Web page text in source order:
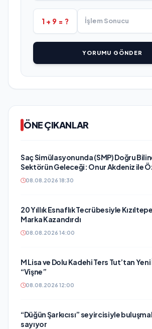
1 + 9 = ?
YORUMU GÖNDER
ÖNE ÇIKANLAR
Saç Simülasyonunda (SMP) Doğru
Sektörün Geleceği: Onur Akdeniz ile
08.08.2026 18:30
20 Yıllık Esnaflık Tecrübesiyle
Marka Kazandırdı
08.08.2026 14:00
M Lisa ve Dolu Kadehi Ters Tut’tan Yeni
“Vişne”
08.08.2026 12:00
“Düğün Şarkıcısı” seyircisiyle
sayıyor